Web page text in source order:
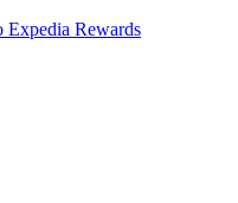
Expedia Rewards